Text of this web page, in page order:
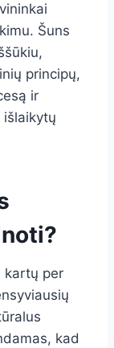
Šuns
principų,
ir
kartų per
kad